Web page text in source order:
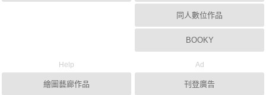
同人數位作品
BOOKY
Help
繪圖藝廊作品
Ad
刊登廣告